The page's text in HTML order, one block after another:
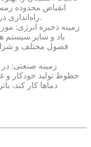
انقباض محدوده
راه‌اندازی در دمای پایین و مشکلات دیگر را حل کنند.
باد و سایر سیستم
فصول مختلف و
خطوط تولید خودکار و
دماها کار کند،